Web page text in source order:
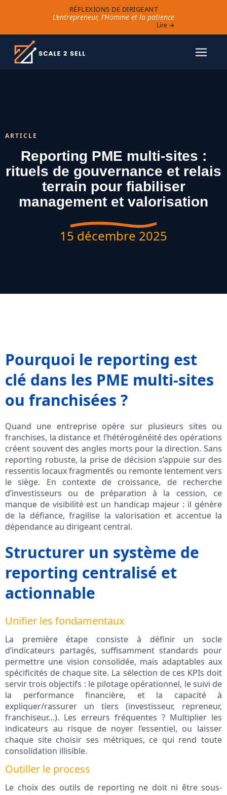
RÉFLEXIONS DE DIRIGEANT
L’entrepreneur, l’Homme et la patience
Lire →
ARTICLE
Reporting PME multi-sites :
rituels de gouvernance et relais
terrain pour fiabiliser
management et valorisation
15 décembre 2025
Pourquoi le reporting est
clé dans les PME multi-sites
ou franchisées ?
Quand une entreprise opère sur plusieurs sites ou
franchises, la distance et l’hétérogénéité des opérations
créent souvent des angles morts pour la direction. Sans
reporting robuste, la prise de décision s’appuie sur des
ressentis locaux fragmentés ou remonte lentement vers
le siège. En contexte de croissance, de recherche
d’investisseurs ou de préparation à la cession, ce
manque de visibilité est un handicap majeur : il génère
de la défiance, fragilise la valorisation et accentue la
dépendance au dirigeant central.
Structurer un système de
reporting centralisé et
actionnable
Unifier les fondamentaux
La première étape consiste à définir un socle
d’indicateurs partagés, suffisamment standards pour
permettre une vision consolidée, mais adaptables aux
spécificités de chaque site. La sélection de ces KPIs doit
servir trois objectifs : le pilotage opérationnel, le suivi de
la performance financière, et la capacité à
expliquer/rassurer un tiers (investisseur, repreneur,
franchiseur…). Les erreurs fréquentes ? Multiplier les
indicateurs au risque de noyer l’essentiel, ou laisser
chaque site choisir ses métriques, ce qui rend toute
consolidation illisible.
Outiller le process
Le choix des outils de reporting ne doit ni être sous-